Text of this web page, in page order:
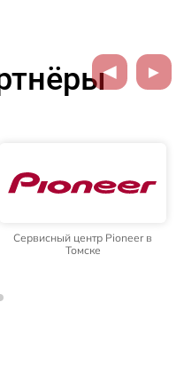
Сервисный центр Pioneer в
Томске